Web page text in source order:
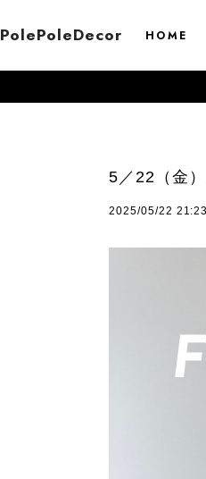
PolePoleDecor HOME
8/8（土
5／22（金
2025/05/22 21:23